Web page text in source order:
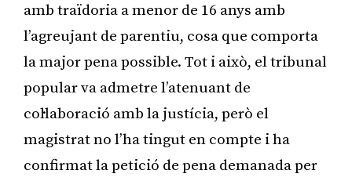
amb traïdoria a menor de 16 anys amb
l’agreujant de parentiu, cosa que comporta
la major pena possible. Tot i això, el tribunal
popular va admetre l’atenuant de
col·laboració amb la justícia, però el
magistrat no l’ha tingut en compte i ha
confirmat la petició de pena demanada per